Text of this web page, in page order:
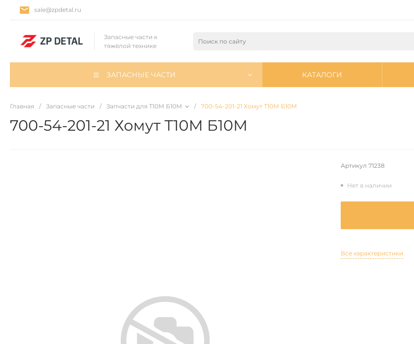
sale@zpdetal.ru
Запасные части к
тяжёлой технике
ЗАПАСНЫЕ ЧАСТИ КАТАЛОГИ
Главная / Запасные части / Запчасти для Т10М Б10М / 700-54-201-21 Хомут Т10М Б10М
700-54-201-21 Хомут Т10М Б10М
Артикул 71238
Нет в наличии
Все характеристики